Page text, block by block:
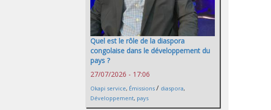
Quel est le rôle de la diaspora
congolaise dans le développement du
pays ?
27/07/2026 - 17:06
Okapi service, Émissions / diaspora,
Développement, pays